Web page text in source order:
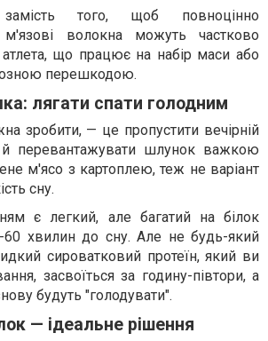
того, щоб повноцінно
м'язові волокна можуть частково
що працює на набір маси або
перешкодою.
лягати спати голодним
зробити, — це пропустити вечірній
перевантажувати шлунок важкою
м'ясо з картоплею, теж не варіант
сну.
є легкий, але багатий на білок
60 хвилин до сну. Але не будь-який
сироватковий протеїн, який ви
засвоїться за годину-півтори, а
будуть "голодувати".
— ідеальне рішення